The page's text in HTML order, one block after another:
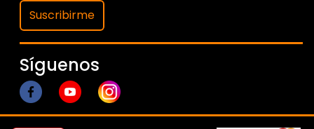
Suscribirme
Síguenos